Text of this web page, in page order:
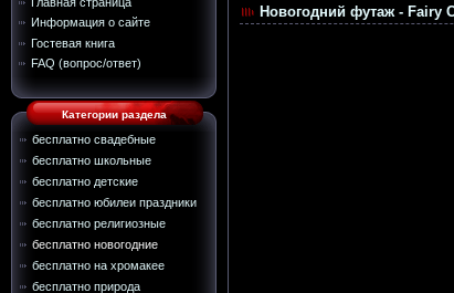
Информация о сайте
Гостевая книга
FAQ (вопрос/ответ)
Категории раздела
бесплатно свадебные
бесплатно школьные
бесплатно детские
бесплатно юбилеи праздники
бесплатно религиозные
бесплатно новогодние
бесплатно на хромакее
бесплатно природа
Новогодний футаж - Fairy